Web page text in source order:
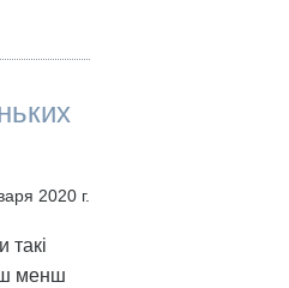
2020 г.
такі
менш